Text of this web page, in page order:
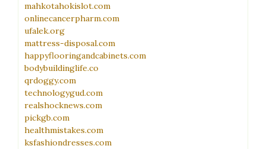
mahkotahokislot.com
onlinecancerpharm.com
ufalek.org
mattress-disposal.com
happyflooringandcabinets.com
bodybuildinglife.co
qrdoggy.com
technologygud.com
realshocknews.com
pickgb.com
healthmistakes.com
ksfashiondresses.com